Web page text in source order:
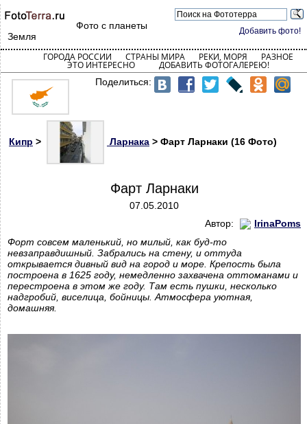
Добавить фото!
Фото с планеты
Земля
ГОРОДА РОССИИ СТРАНЫ МИРА РЕКИ, МОРЯ РАЗНОЕ
ЭТО ИНТЕРЕСНО ДОБАВИТЬ ФОТОГАЛЕРЕЮ!
Поделиться:
Кипр > Ларнака > Фарт Ларнаки (16 Фото)
Фарт Ларнаки
07.05.2010
Автор:
IrinaPoms
Форт совсем маленький, но милый, как буд-то
невзаправдишный. Забрались на стену, и оттуда
открывается дивный вид на город и море. Крепость была
построена в 1625 году, немедленно захвачена оттоманами и
перестроена в этом же году. Там есть пушки, несколько
надгробий, виселица, бойницы. Атмосфера уютная,
домашняя.